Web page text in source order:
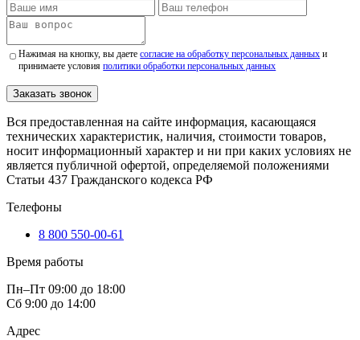
Нажимая на кнопку, вы даетесогласие на обработку персональных данных и
принимаете условияполитики обработки персональных данных
Заказать звонок
Вся предоставленная на сайте информация, касающаяся
технических характеристик, наличия, стоимости товаров,
носит информационный характер и ни при каких условиях не
является публичной офертой, определяемой положениями
Статьи 437 Гражданского кодекса РФ
Телефоны
8 800 550-00-61
Время работы
Пн–Пт 09:00 до 18:00
Сб 9:00 до 14:00
Адрес